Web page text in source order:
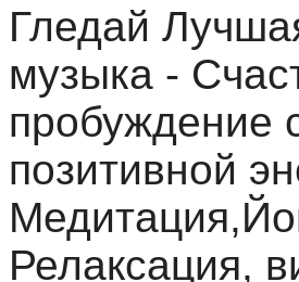
Гледай
музыка -
пробуждение
позитивной
Релаксация,